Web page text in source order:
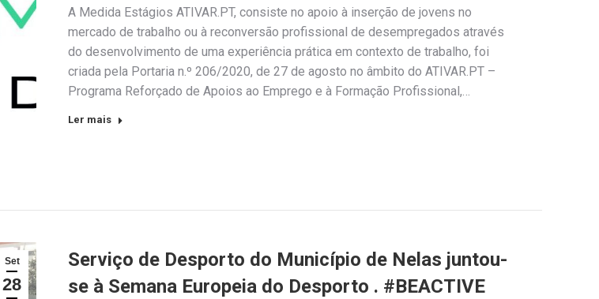
A Medida Estágios ATIVAR.PT, consiste no apoio à inserção de jovens no
mercado de trabalho ou à reconversão profissional de desempregados através
do desenvolvimento de uma experiência prática em contexto de trabalho, foi
criada pela Portaria n.º 206/2020, de 27 de agosto no âmbito do ATIVAR.PT –
Programa Reforçado de Apoios ao Emprego e à Formação Profissional,…
Ler mais
Set
28
Serviço de Desporto do Município de Nelas juntou-
se à Semana Europeia do Desporto . #BEACTIVE